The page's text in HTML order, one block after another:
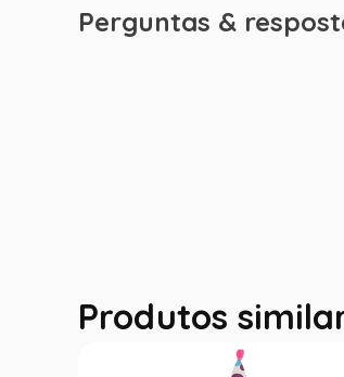
Perguntas &
Produtos